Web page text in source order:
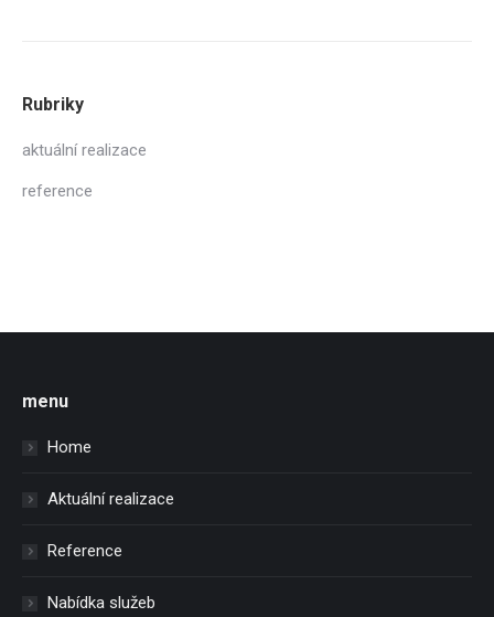
Rubriky
aktuální realizace
reference
menu
Home
Aktuální realizace
Reference
Nabídka služeb